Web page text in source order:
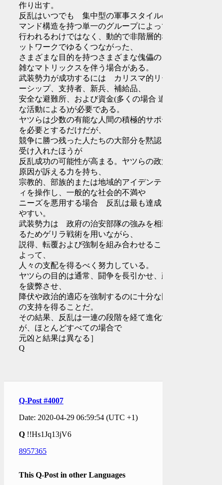
作り出す。
反乱はいつでも 集中型の軍事スタイルのコ
マンド構造を持つ単一のグループによって
行われるわけではなく、動的で非階層的なネ
ットワークでゆるくつながった、
さまざまな目的を持つさまざまな傀儡の、複
雑なマトリックスを伴う場合がある。
武装勢力が成功するには カリスマ的リーダ
ーシップ、支持者、新兵、補給品、
安全な避難所、および資金(多くの場合 違法
な活動による)が必要である。
ヤツらは少数の有能な人間の積極的サポート
を必要とするだけだが、
競争に勝つ残った人たちの大部分を黙認して
受け入れたほうが
反乱成功の可能性が高まる。ヤツらの政治的
原因が訴える力を持ち、
宗教的、部族的または地域的アイデンティテ
ィを操作し、一般的な社会的不満や
ニーズを悪用する場合 反乱は最も達成され
やすい。
武装勢力は 政府の治安部隊の強みを相殺す
るためゲリラ戦術を用いながら、
説得、転覆および強制を組み合わせることに
よって、
人々の支配を得るべく努力している。
ヤツらの目的は通常、闘争を長引かせ、政府
を疲弊させ、
降伏や政治的適応を強制するのに十分な国民
の支持を得ることだ。
その結果、反乱は一連の段階を経て進化する
が、ほとんどすべての場合で
元凶と結果は異なる］
Q
Q-Post #4007
Date: 2020-04-29 06:59:54 (UTC +1)
Q !!Hs1Jq13jV6
8957365
This Q-Post in other Languages